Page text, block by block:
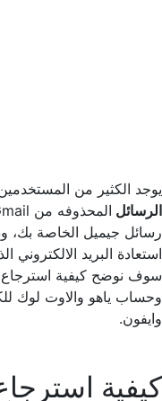
يوجد الكثير من
الرسائل
رسائل جيميل الخاصة
استعادة البريد
سوف نوضح كيفية
وحساب ياهو والاوت لوك
وايفون.
كيفية